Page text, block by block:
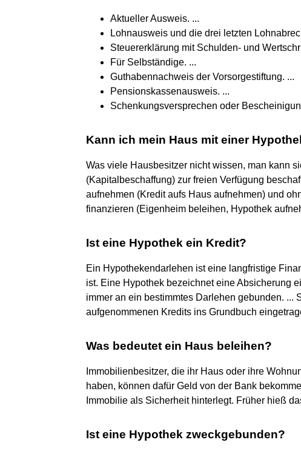
Aktueller Ausweis. ...
Lohnausweis und die drei letzten
Steuererklärung mit Schulden- und
Für Selbständige. ...
Guthabennachweis der Vorsorgestiftung. ...
Pensionskassenausweis. ...
Schenkungsversprechen oder
Kann ich mein Haus mit einer
Was viele Hausbesitzer nicht wissen, man kann
(Kapitalbeschaffung) zur freien Verfügung
aufnehmen (Kredit aufs Haus aufnehmen) und
finanzieren (Eigenheim beleihen, Hypothek
Ist eine Hypothek ein Kredit?
Ein Hypothekendarlehen ist eine langfristige
ist. Eine Hypothek bezeichnet eine Absicherung
immer an ein bestimmtes Darlehen gebunden. ...
aufgenommenen Kredits ins Grundbuch
Was bedeutet ein Haus beleihen?
Immobilienbesitzer, die ihr Haus oder ihre
haben, können dafür Geld von der Bank
Immobilie als Sicherheit hinterlegt. Früher hieß
Ist eine Hypothek zweckgebunden?